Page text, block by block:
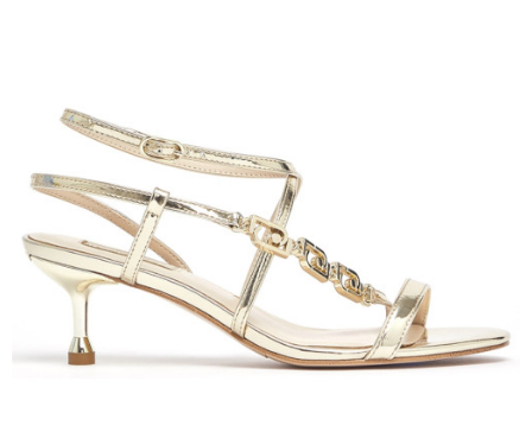
Registrar
Mi
Glispe
Mujer